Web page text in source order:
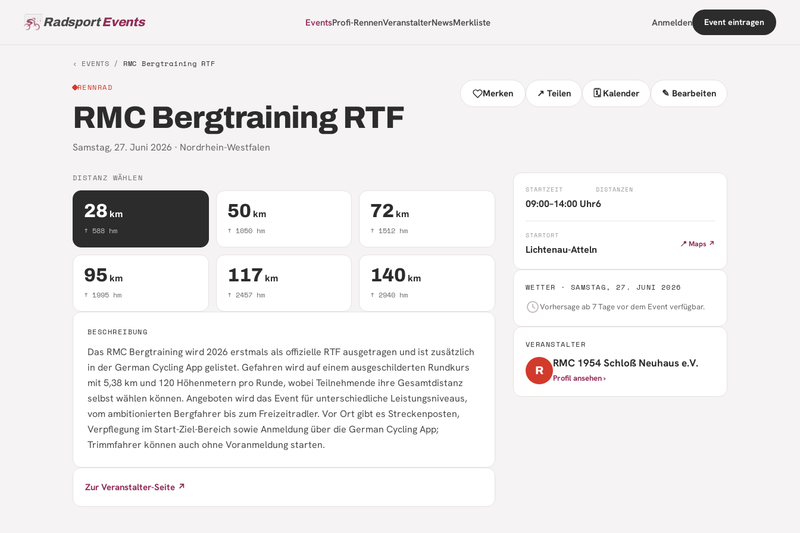
RadsportEvents EventsProfi-RennenVeranstalterNewsMerkliste Anmelden Event eintragen
‹ EVENTS / RMC Bergtraining RTF
RENNRAD
RMC Bergtraining RTF
Samstag, 27. Juni 2026 · Nordrhein-Westfalen
Merken ↗ Teilen 🗓 Kalender ✎ Bearbeiten
DISTANZ WÄHLEN
28 km
↑ 588 hm
50 km
↑ 1050hm
72 km
↑ 1512 hm
95 km
↑ 1995 hm
117 km
↑ 2457hm
140 km
↑2940 hm
BESCHREIBUNG
Das RMC Bergtraining wird 2026 erstmals als offizielle RTF ausgetragen und ist zusätzlich
in der German Cycling App gelistet. Gefahren wird auf einem ausgeschilderten Rundkurs
mit 5,38 km und 120 Höhenmetern pro Runde, wobei Teilnehmende ihre Gesamtdistanz
selbst wählen können. Angeboten wird das Event für unterschiedliche Leistungsniveaus,
vom ambitionierten Bergfahrer bis zum Freizeitradler. Vor Ort gibt es Streckenposten,
Verpflegung im Start-Ziel-Bereich sowie Anmeldung über die German Cycling App;
Trimmfahrer können auch ohne Voranmeldung starten.
Zur Veranstalter-Seite ↗
STARTZEIT
09:00–14:00 Uhr
DISTANZEN
6
STARTORT
Lichtenau-Atteln 📍 Maps ↗
WETTER · SAMSTAG, 27. JUNI 2026
Vorhersage ab 7 Tage vor dem Event verfügbar.
VERANSTALTER
R
RMC 1954 Schloß Neuhaus e.V.
Profil ansehen ›